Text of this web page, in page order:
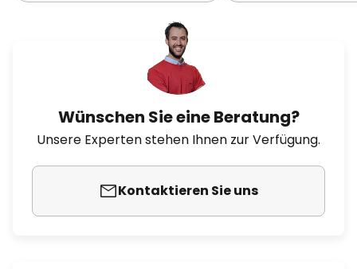
Wünschen Sie eine Beratung?
Unsere Experten stehen Ihnen zur Verfügung.
Kontaktieren Sie uns